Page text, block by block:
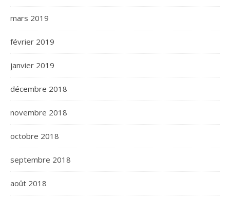
mars 2019
février 2019
janvier 2019
décembre 2018
novembre 2018
octobre 2018
septembre 2018
août 2018